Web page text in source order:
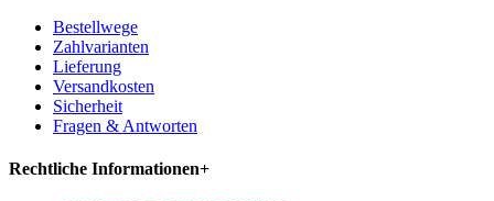
Bestellwege
Zahlvarianten
Lieferung
Versandkosten
Sicherheit
Fragen & Antworten
Rechtliche Informationen+